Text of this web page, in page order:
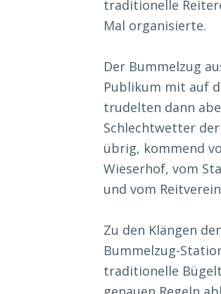
traditionelle
Mal organisierte.
Der Bummelzug
Publikum mit auf
trudelten dann
Schlechtwetter
übrig, kommend
Wieserhof, vom
und vom
Zu den Klängen
Bummelzug-
traditionelle